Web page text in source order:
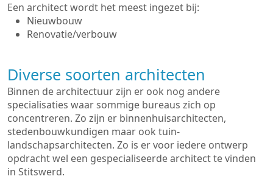
Een architect wordt het meest ingezet bij:
Nieuwbouw
Renovatie/verbouw
Diverse soorten architecten
Binnen de architectuur zijn er ook nog andere
specialisaties waar sommige bureaus zich op
concentreren. Zo zijn er binnenhuisarchitecten,
stedenbouwkundigen maar ook tuin-
landschapsarchitecten. Zo is er voor iedere ontwerp
opdracht wel een gespecialiseerde architect te vinden
in Stitswerd.